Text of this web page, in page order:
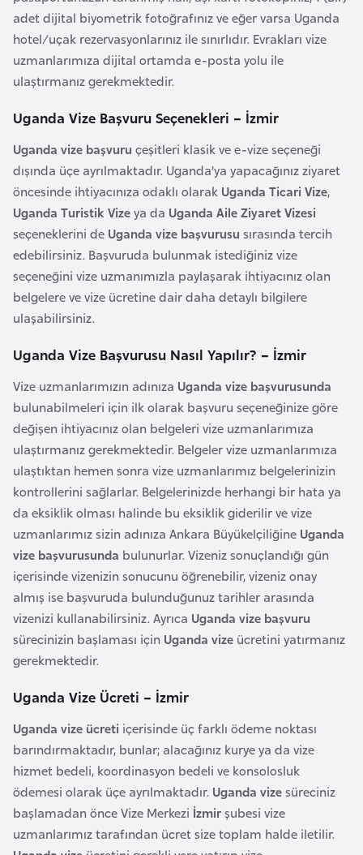
adet dijital biyometrik fotoğrafınız ve eğer varsa Uganda
hotel/uçak rezervasyonlarınız ile sınırlıdır. Evrakları vize
uzmanlarımıza dijital ortamda e-posta yolu ile
ulaştırmanız gerekmektedir.
Uganda Vize Başvuru Seçenekleri – İzmir
Uganda vize başvuru çeşitleri klasik ve e-vize seçeneği
dışında üçe ayrılmaktadır. Uganda’ya yapacağınız ziyaret
öncesinde ihtiyacınıza odaklı olarak Uganda Ticari Vize,
Uganda Turistik Vizeya da Uganda Aile Ziyaret Vizesi
seçeneklerini de Uganda vize başvurusu sırasında tercih
edebilirsiniz. Başvuruda bulunmak istediğiniz vize
seçeneğini vize uzmanımızla paylaşarak ihtiyacınız olan
belgelere ve vize ücretine dair daha detaylı bilgilere
ulaşabilirsiniz.
Uganda Vize Başvurusu Nasıl Yapılır? – İzmir
Vize uzmanlarımızın adınıza Uganda vize başvurusunda
bulunabilmeleri için ilk olarak başvuru seçeneğinize göre
değişen ihtiyacınız olan belgeleri vize uzmanlarımıza
ulaştırmanız gerekmektedir. Belgeler vize uzmanlarımıza
ulaştıktan hemen sonra vize uzmanlarımız belgelerinizin
kontrollerini sağlarlar. Belgelerinizde herhangi bir hata ya
da eksiklik olması halinde bu eksiklik giderilir ve vize
uzmanlarımız sizin adınıza Ankara Büyükelçiliğine Uganda
vize başvurusunda bulunurlar. Vizeniz sonuçlandığı gün
içerisinde vizenizin sonucunu öğrenebilir, vizeniz onay
almış ise başvuruda bulunduğunuz tarihler arasında
vizenizi kullanabilirsiniz. Ayrıca Uganda vize başvuru
sürecinizin başlaması için Uganda vize ücretini yatırmanız
gerekmektedir.
Uganda Vize Ücreti – İzmir
Uganda vize ücreti içerisinde üç farklı ödeme noktası
barındırmaktadır, bunlar; alacağınız kurye ya da vize
hizmet bedeli, koordinasyon bedeli ve konsolosluk
ödemesi olarak üçe ayrılmaktadır. Uganda vizesüreciniz
başlamadan önce Vize Merkezi İzmirşubesi vize
uzmanlarımız tarafından ücret size toplam halde iletilir.
F
a
s
o
Ç
a
d
Ç
e
k
C
u
m
u
r
i
y
e
t
i
C
e
z
a
y
i
r
C
i
b
u
t
i